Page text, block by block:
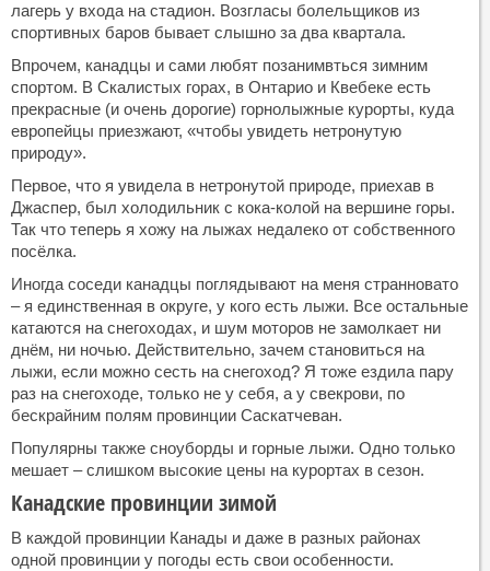
лагерь у входа на стадион. Возгласы болельщиков из
спортивных баров бывает слышно за два квартала.
Впрочем, канадцы и сами любят позанимвться зимним
спортом. В Скалистых горах, в Онтарио и Квебеке есть
прекрасные (и очень дорогие) горнолыжные курорты, куда
европейцы приезжают, «чтобы увидеть нетронутую
природу».
Первое, что я увидела в нетронутой природе, приехав в
Джаспер, был холодильник с кока-колой на вершине горы.
Так что теперь я хожу на лыжах недалеко от собственного
посёлка.
Иногда соседи канадцы поглядывают на меня странновато
– я единственная в округе, у кого есть лыжи. Все остальные
катаются на снегоходах, и шум моторов не замолкает ни
днём, ни ночью. Действительно, зачем становиться на
лыжи, если можно сесть на снегоход? Я тоже ездила пару
раз на снегоходе, только не у себя, а у свекрови, по
бескрайним полям провинции Саскатчеван.
Популярны также сноуборды и горные лыжи. Одно только
мешает – слишком высокие цены на курортах в сезон.
Канадские провинции зимой
В каждой провинции Канады и даже в разных районах
одной провинции у погоды есть свои особенности.